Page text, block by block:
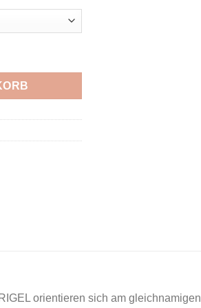
SHOES WP PIOMBO Menge
orientieren sich am gleichnamigen